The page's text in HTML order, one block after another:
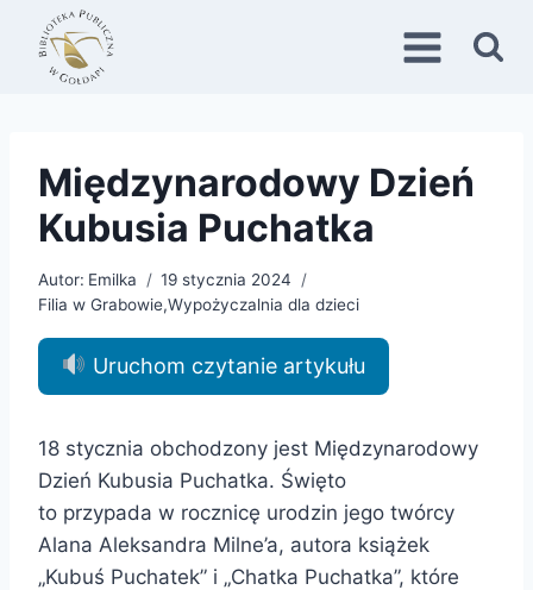
Przejdź
treści
Międzynarodowy Dzień
Kubusia Puchatka
Autor: Emilka
19 stycznia 2024
Filia w Grabowie,Wypożyczalnia dla dzieci
Uruchom czytanie artykułu
18 stycznia obchodzony jest Międzynarodowy
Dzień Kubusia Puchatka. Święto
to przypada w rocznicę urodzin jego twórcy
Alana Aleksandra Milne’a, autora książek
„Kubuś Puchatek” i „Chatka Puchatka”, które